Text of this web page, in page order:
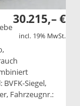
30.215,– €
incl. 19% MwSt.
BVFK-Siegel,
Fahrzeugnr.: